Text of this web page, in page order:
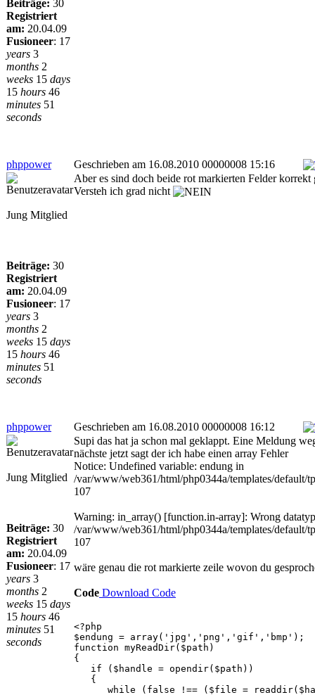
Beiträge: 30
Registriert
am: 20.04.09
Fusioneer: 17
years 3
months 2
weeks 15 days
15 hours 46
minutes 51
seconds
phppower Geschrieben am 16.08.2010 00000008 15:16
Jung Mitglied
Beiträge: 30
Registriert
am: 20.04.09
Fusioneer: 17
years 3
months 2
weeks 15 days
15 hours 46
minutes 51
seconds
Aber es sind doch beide rot markierten Felder korrekt
Versteh ich grad nicht
phppower Geschrieben am 16.08.2010 00000008 16:12
Jung Mitglied
Beiträge: 30
Registriert
am: 20.04.09
Fusioneer: 17
years 3
months 2
weeks 15 days
15 hours 46
minutes 51
seconds
Supi das hat ja schon mal geklappt. Eine Meldung
nächste jetzt sagt der ich habe einen array Fehler
Notice: Undefined variable: endung in
/var/www/web361/html/php0344a/templates/default/
107
Warning: in_array() [function.in-array]: Wrong
/var/www/web361/html/php0344a/templates/default/
107
wäre genau die rot markierte zeile wovon du
Code Download Code
<?php
$endung = array('jpg','png','gif','bmp');
function myReadDir($path)
{
if ($handle = opendir($path))
{
while (false !== ($file =